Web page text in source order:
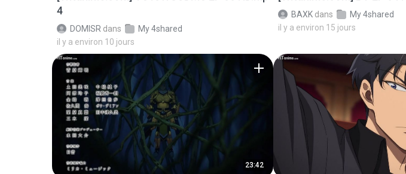
4
DOMISR dans
My 4shared
il y a environ 10 jours
BAXK dans
My 4shared
il y a environ 15 jours
23:42